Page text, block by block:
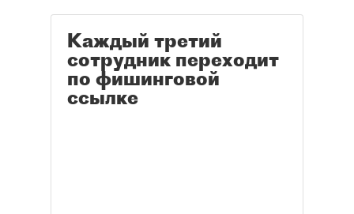
Каждый третий
сотрудник переходит
по фишинговой
ссылке